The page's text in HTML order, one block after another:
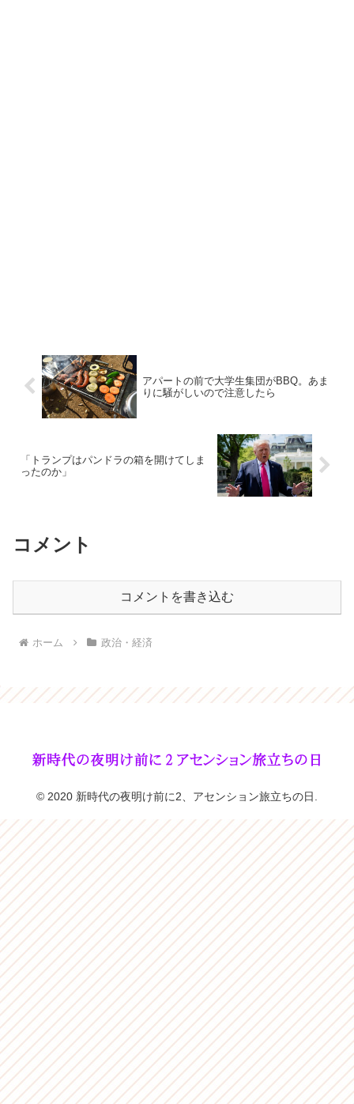
アパートの前で大学生集団がBBQ。あま
りに騒がしいので注意したら
「トランプはパンドラの箱を開けてしま
ったのか」
コメント
コメントを書き込む
ホーム 政治・経済
© 2020 新時代の夜明け前に2、アセンション旅立ちの日.